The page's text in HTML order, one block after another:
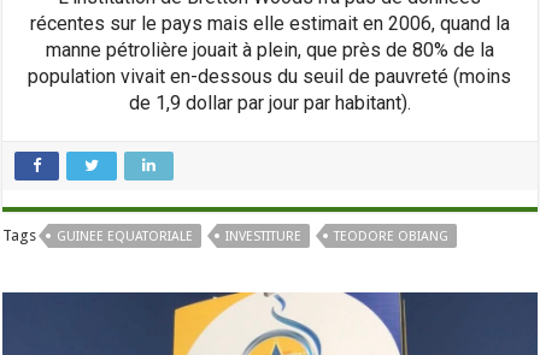
récentes sur le pays mais elle estimait en 2006, quand la
manne pétrolière jouait à plein, que près de 80% de la
population vivait en-dessous du seuil de pauvreté (moins
de 1,9 dollar par jour par habitant).
Tags GUINEE EQUATORIALE INVESTITURE TEODORE OBIANG